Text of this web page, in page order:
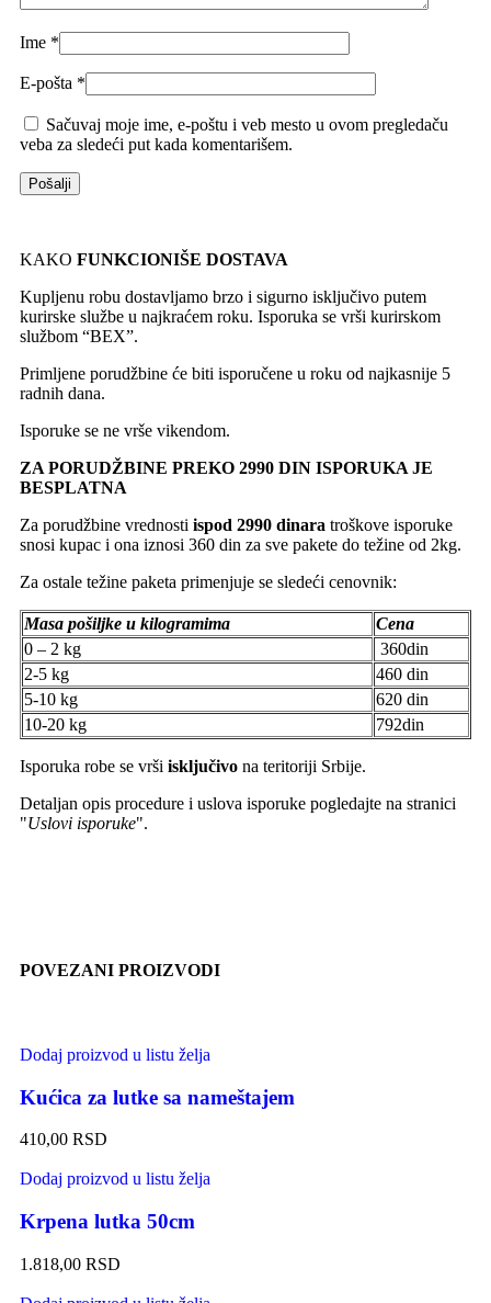
Ime *
E-pošta *
Sačuvaj moje ime, e-poštu i veb mesto u ovom pregledaču
veba za sledeći put kada komentarišem.
KAKO FUNKCIONIŠE DOSTAVA
Kupljenu robu dostavljamo brzo i sigurno isključivo putem
kurirske službe u najkraćem roku. Isporuka se vrši kurirskom
službom “BEX”.
Primljene porudžbine će biti isporučene u roku od najkasnije 5
radnih dana.
Isporuke se ne vrše vikendom.
ZA PORUDŽBINE PREKO 2990 DIN ISPORUKA JE
BESPLATNA
Za porudžbine vrednosti ispod 2990 dinara troškove isporuke
snosi kupac i ona iznosi 360 din za sve pakete do težine od 2kg.
Za ostale težine paketa primenjuje se sledeći cenovnik:
Masa pošiljke u kilogramima
Cena
0 – 2 kg
360din
2-5 kg
460 din
5-10 kg
620 din
10-20 kg
792din
Isporuka robe se vrši isključivo na teritoriji Srbije.
Detaljan opis procedure i uslova isporuke pogledajte na stranici
"Uslovi isporuke".
POVEZANI PROIZVODI
Dodaj proizvod u listu želja
Kućica za lutke sa nameštajem
410,00 RSD
Dodaj proizvod u listu želja
Krpena lutka 50cm
1.818,00 RSD